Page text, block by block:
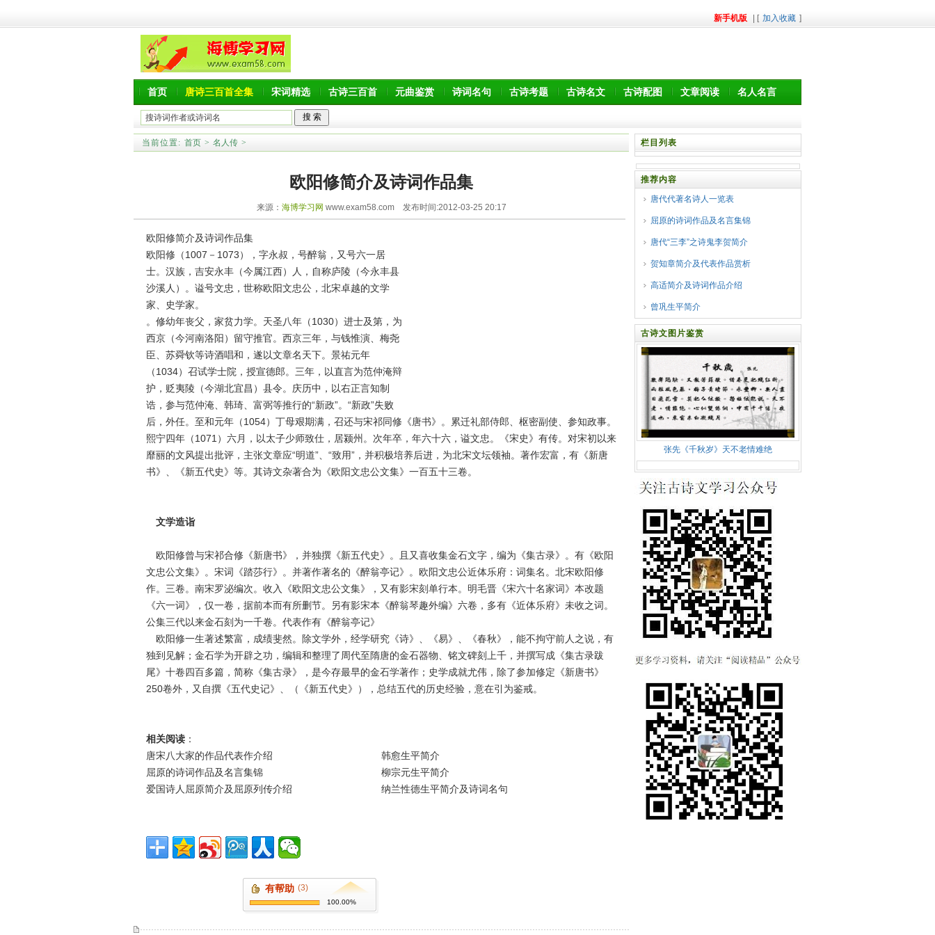
新手机版 | [ 加入收藏 ]
首页 唐诗三百首全集 宋词精选 古诗三百首 元曲鉴赏 诗词名句 古诗考题 古诗名文 古诗配图 文章阅读 名人名言
当前位置: 首页 > 名人传 >
欧阳修简介及诗词作品集
来源： 海博学习网 www.exam58.com 发布时间:2012-03-25 20:17
欧阳修简介及诗词作品集
欧阳修（1007－1073），字永叔，号醉翁，又号六一居
士。汉族，吉安永丰（今属江西）人，自称庐陵（今永丰县
沙溪人）。谥号文忠，世称欧阳文忠公，北宋卓越的文学
家、史学家。
。修幼年丧父，家贫力学。天圣八年（1030）进士及第，为
西京（今河南洛阳）留守推官。西京三年，与钱惟演、梅尧
臣、苏舜钦等诗酒唱和，遂以文章名天下。景祐元年
（1034）召试学士院，授宣德郎。三年，以直言为范仲淹辩
护，贬夷陵（今湖北宜昌）县令。庆历中，以右正言知制
诰，参与范仲淹、韩琦、富弼等推行的“新政”。“新政”失败
后，外任。至和元年（1054）丁母艰期满，召还与宋祁同修《唐书》。累迁礼部侍郎、枢密副使、参知政事。
熙宁四年（1071）六月，以太子少师致仕，居颍州。次年卒，年六十六，谥文忠。《宋史》有传。对宋初以来
靡丽的文风提出批评，主张文章应“明道”、“致用”，并积极培养后进，为北宋文坛领袖。著作宏富，有《新唐
书》、《新五代史》等。其诗文杂著合为《欧阳文忠公文集》一百五十三卷。
文学造诣
欧阳修曾与宋祁合修《新唐书》，并独撰《新五代史》。且又喜收集金石文字，编为《集古录》。有《欧阳
文忠公文集》。宋词《踏莎行》。并著作著名的《醉翁亭记》。欧阳文忠公近体乐府：词集名。北宋欧阳修
作。三卷。南宋罗泌编次。收入《欧阳文忠公文集》，又有影宋刻单行本。明毛晋《宋六十名家词》本改题
《六一词》，仅一卷，据前本而有所删节。另有影宋本《醉翁琴趣外编》六卷，多有《近体乐府》未收之词。
公集三代以来金石刻为一千卷。代表作有《醉翁亭记》
欧阳修一生著述繁富，成绩斐然。除文学外，经学研究《诗》、《易》、《春秋》，能不拘守前人之说，有
独到见解；金石学为开辟之功，编辑和整理了周代至隋唐的金石器物、铭文碑刻上千，并撰写成《集古录跋
尾》十卷四百多篇，简称《集古录》，是今存最早的金石学著作；史学成就尤伟，除了参加修定《新唐书》
250卷外，又自撰《五代史记》、（《新五代史》），总结五代的历史经验，意在引为鉴戒。
相关阅读 ：
唐宋八大家的作品代表作介绍
韩愈生平简介
屈原的诗词作品及名言集锦
柳宗元生平简介
爱国诗人屈原简介及屈原列传介绍
纳兰性德生平简介及诗词名句
有帮助 (3)
100.00%
栏目列表
推荐内容
唐代代著名诗人一览表
屈原的诗词作品及名言集锦
唐代“三李”之诗鬼李贺简介
贺知章简介及代表作品赏析
高适简介及诗词作品介绍
曾巩生平简介
古诗文图片鉴赏
张先《千秋岁》天不老情难绝